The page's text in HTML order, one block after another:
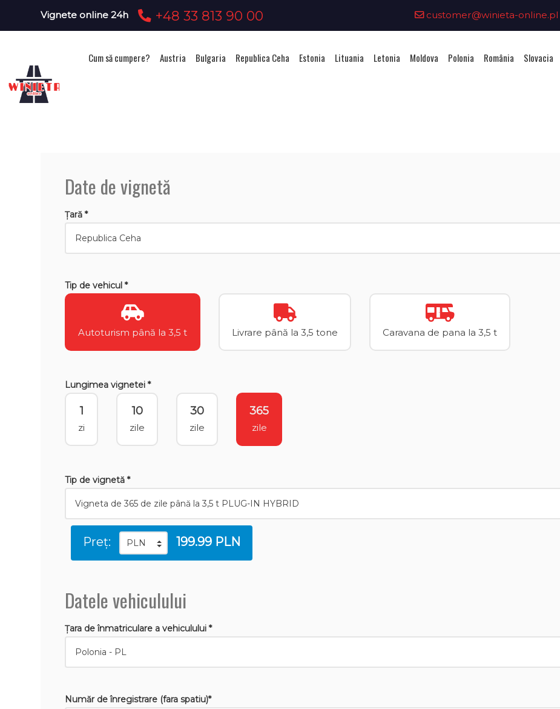
Vignete online 24h +48 33 813 90 00 customer@winieta-online.pl
Cum să cumpere? Austria Bulgaria Republica Ceha Estonia Lituania Letonia Moldova Polonia România Slovacia
Date de vignetă
Țară *
Tip de vehicul *
Autoturism până la 3,5 t Livrare până la 3,5 tone Caravana de pana la 3,5 t
Lungimea vignetei *
1
zi
10
zile
30
zile
365
zile
Tip de vignetă *
Preț: 199.99 PLN
Datele vehiculului
Țara de înmatriculare a vehiculului *
Număr de înregistrare (fara spatiu)*